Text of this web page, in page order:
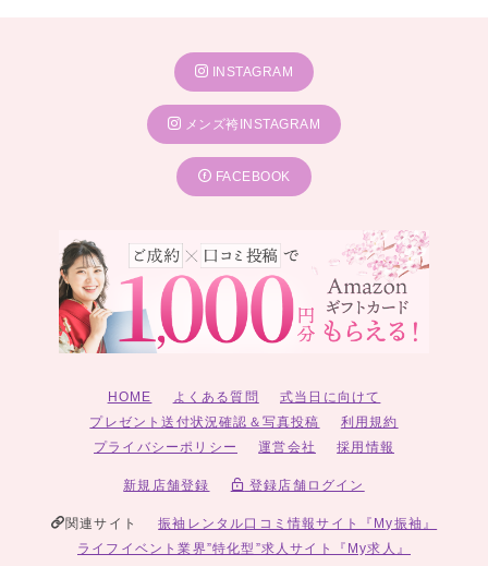
キモノハーツ 神戸
キモノハーツ 奈良
京都 五条 別蔵 -Furisode Kyoto Gojo Betsukura-
---中国---
キモノハーツ 広島
キモノハーツ 岡山
キモノハーツ 福岡
キモノハーツ 熊本
キモノハーツ 宮崎
キモノハーツ 鹿児島
キモノハーツ 沖縄
キモノハーツ 美浜
INSTAGRAM
メンズ袴INSTAGRAM
FACEBOOK
HOME よくある質問
式当日に向けて
プレゼント送付状況確認＆写真投稿
利用規約
プライバシーポリシー
運営会社 採用情報
新規店舗登録 登録店舗ログイン
関連サイト
振袖レンタル口コミ情報サイト『My振袖』
ライフイベント業界”特化型”求人サイト『My求人』